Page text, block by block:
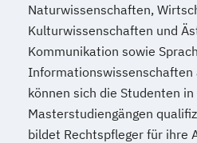
Naturwissenschaften,
Kulturwissenschaften und
Kommunikation sowie
Informationswissenschaften
können sich die Studenten
Masterstudiengängen
bildet Rechtspfleger für ihre